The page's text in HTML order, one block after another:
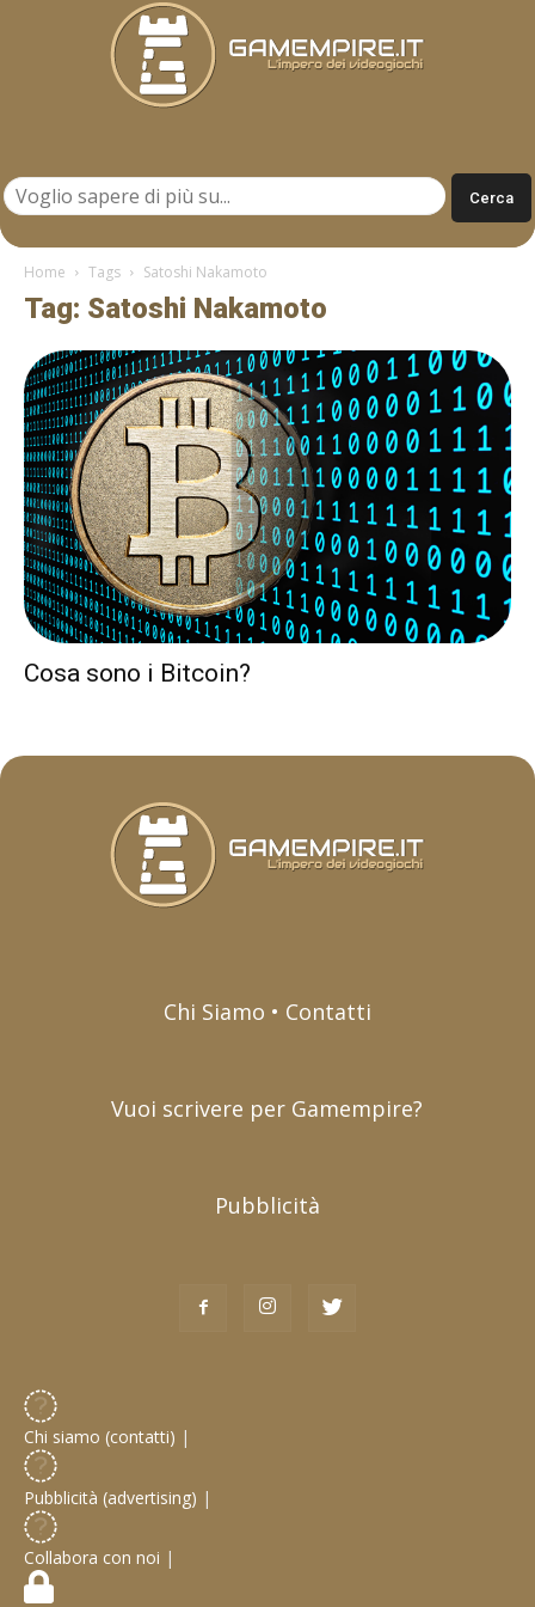
Home Tags Satoshi Nakamoto
Tag: Satoshi Nakamoto
Cosa sono i Bitcoin?
Chi Siamo • Contatti
Vuoi scrivere per Gamempire?
Pubblicità
Chi siamo (contatti) |
Pubblicità (advertising) |
Collabora con noi |